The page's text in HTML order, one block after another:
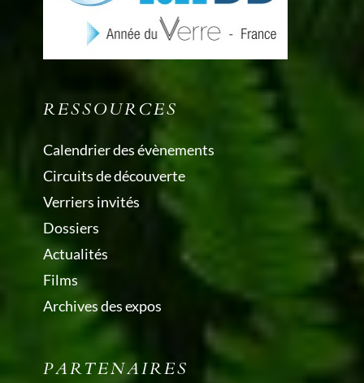
RESSOURCES
Calendrier des évènements
Circuits de découverte
Verriers invités
Dossiers
Actualités
Films
Archives des expos
PARTENAIRES